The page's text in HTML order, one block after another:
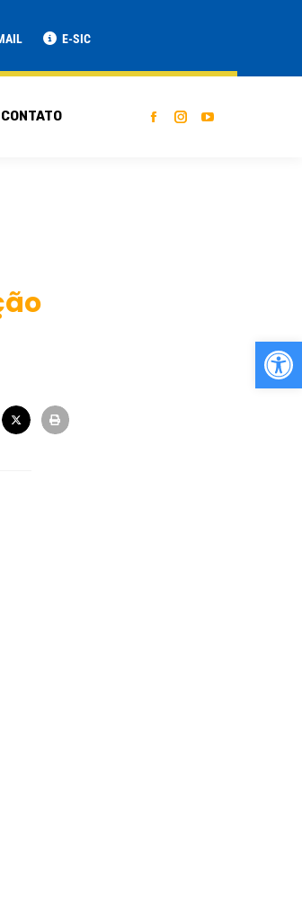
E-SIC
CONTATO